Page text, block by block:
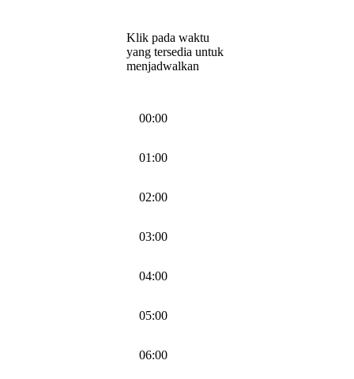
Klik pada waktu
yang tersedia untuk
menjadwalkan
00:00
01:00
02:00
03:00
04:00
05:00
06:00